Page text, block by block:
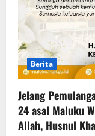
Berita
Jelang
24 asal Maluku
Allah, Husnul